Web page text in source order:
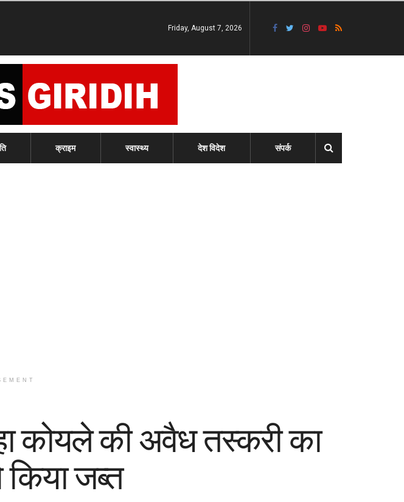
Friday, August 7, 2026
क्राइम स्वास्थ्य देश विदेश संपर्क
कोयले की अवैध तस्करी का
जब्त